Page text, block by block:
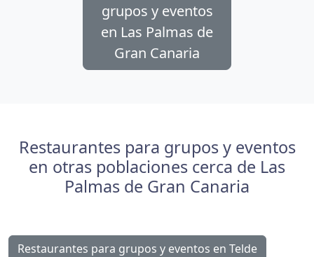
grupos y eventos
en Las Palmas de
Gran Canaria
Restaurantes para grupos y eventos
en otras poblaciones cerca de Las
Palmas de Gran Canaria
Restaurantes para grupos y eventos en Telde